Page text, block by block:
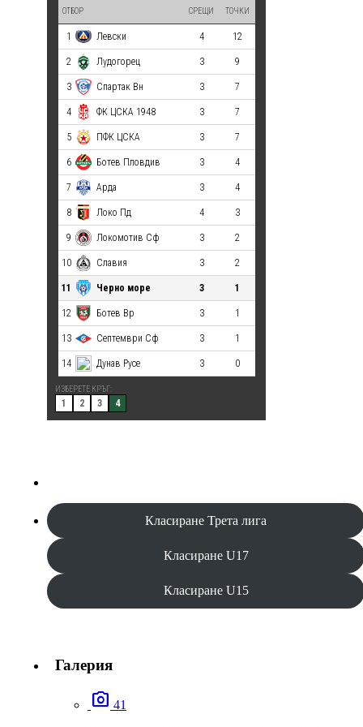
Класиране Трета лига
Класиране U17
Класиране U15
Галерия
photo_camera 41